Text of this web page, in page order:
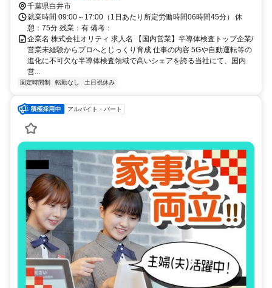
千葉県白井市
就業時間 09:00～17:00（1日あたり所定労働時間06時間45分） 休
憩：75分 残業：有 備考：
企業名 株式会社オリティ 求人名 【国内営業】半導体検査トップ企業/
営業未経験からプロへとじっくり育成 仕事の内容 5Gや自動運転等の
進化に不可欠な半導体検査領域で高いシェアを誇る当社にて、国内
営...
固定時間制 転勤なし 土日祝休み
アルバイト・パート